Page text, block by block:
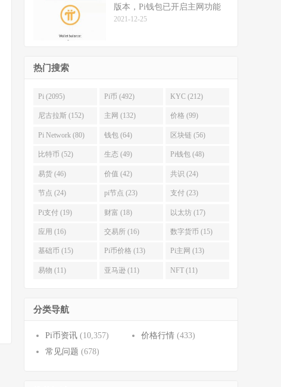
版本，Pi钱包已开启主网功能
2021-12-25
热门搜索
Pi (2095) Pi币 (492) KYC (212)
尼古拉斯 (152) 主网 (132) 价格 (99)
Pi Network (80) 钱包 (64) 区块链 (56)
比特币 (52) 生态 (49) Pi钱包 (48)
易货 (46) 价值 (42) 共识 (24)
节点 (24) pi节点 (23) 支付 (23)
Pi支付 (19) 财富 (18) 以太坊 (17)
应用 (16) 交易所 (16) 数字货币 (15)
基础币 (15) Pi币价格 (13) Pi主网 (13)
易物 (11) 亚马逊 (11) NFT (11)
分类导航
Pi币资讯 (10,357) 价格行情 (433)
常见问题 (678)